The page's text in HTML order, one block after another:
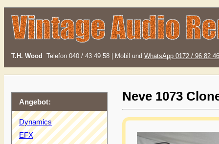
T.H. Wood Telefon 040 / 43 49 58 | Mobil und WhatsApp 0172 / 96 82
Angebot:
Dynamics
EFX
Neve 1073